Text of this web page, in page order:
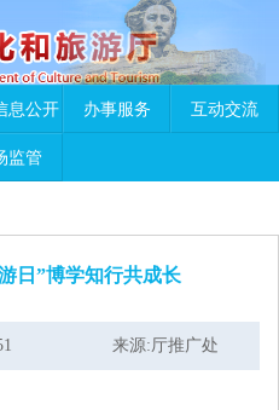
息公开 办事服务 互动交流
监管
日”博学知行共成长
来源:厅推广处